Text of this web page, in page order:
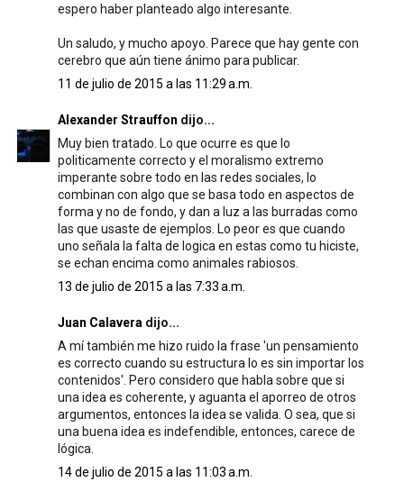
espero haber planteado algo interesante.
Un saludo, y mucho apoyo. Parece que hay gente con
cerebro que aún tiene ánimo para publicar.
11 de julio de 2015 a las 11:29 a.m.
Alexander Strauffon dijo...
Muy bien tratado. Lo que ocurre es que lo
politicamente correcto y el moralismo extremo
imperante sobre todo en las redes sociales, lo
combinan con algo que se basa todo en aspectos de
forma y no de fondo, y dan a luz a las burradas como
las que usaste de ejemplos. Lo peor es que cuando
uno señala la falta de logica en estas como tu hiciste,
se echan encima como animales rabiosos.
13 de julio de 2015 a las 7:33 a.m.
Juan Calavera dijo...
A mí también me hizo ruido la frase 'un pensamiento
es correcto cuando su estructura lo es sin importar los
contenidos'. Pero considero que habla sobre que si
una idea es coherente, y aguanta el aporreo de otros
argumentos, entonces la idea se valida. O sea, que si
una buena idea es indefendible, entonces, carece de
lógica.
14 de julio de 2015 a las 11:03 a.m.